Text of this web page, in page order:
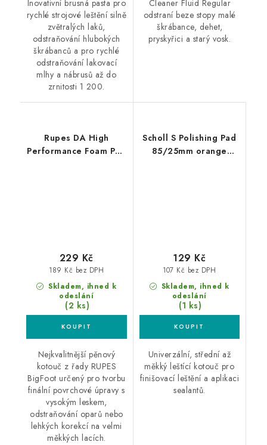
Inovativní brusná pasta pro
rychlé strojové leštění silně
zvětralých laků,
odstraňování hlubokých
škrábanců a pro rychlé
odstraňování lakovací
mlhy a nábrusů až do
zrnitosti 1 200.
Cleaner Fluid Regular
odstraní beze stopy malé
škrábance, dehet,
pryskyřici a starý vosk.
Rupes DA High
Performance Foam Pad
Skladem, ihned k
odeslání
(2 ks)
189 Kč bez DPH
229 Kč
Nejkvalitnější pěnový
kotouč z řady RUPES
BigFoot určený pro tvorbu
finální povrchové úpravy s
vysokým leskem,
odstraňování oparů nebo
lehkých korekcí na velmi
měkkých lacích.
Scholl S Polishing Pad
85/25mm orange
Skladem, ihned k
odeslání
(1 ks)
107 Kč bez DPH
129 Kč
Univerzální, střední až
měkký leštící kotouč pro
finišovací leštění a aplikaci
sealantů.